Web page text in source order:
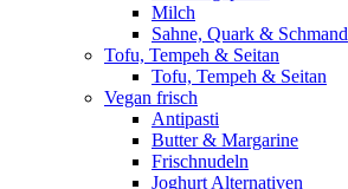
Milch
Sahne, Quark & Schmand
Tofu, Tempeh & Seitan
Tofu, Tempeh & Seitan
Vegan frisch
Antipasti
Butter & Margarine
Frischnudeln
Joghurt Alternativen